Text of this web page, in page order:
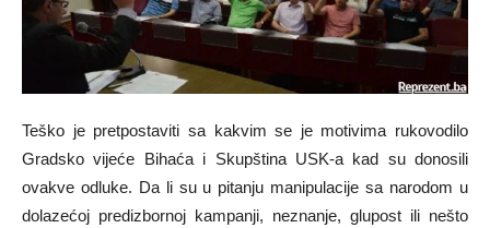
Teško je pretpostaviti sa kakvim se je motivima rukovodilo
Gradsko vijeće Bihaća i Skupština USK-a kad su donosili
ovakve odluke. Da li su u pitanju manipulacije sa narodom u
dolazećoj predizbornoj kampanji, neznanje, glupost ili nešto